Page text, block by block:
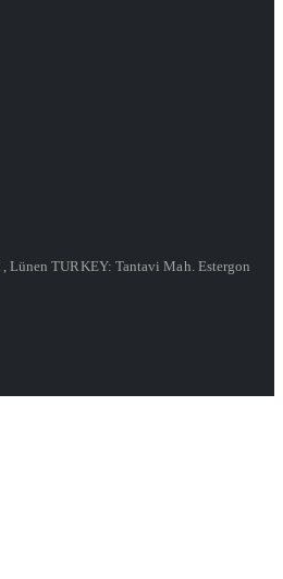
, LünenTURKEY: Tantavi Mah. Estergon